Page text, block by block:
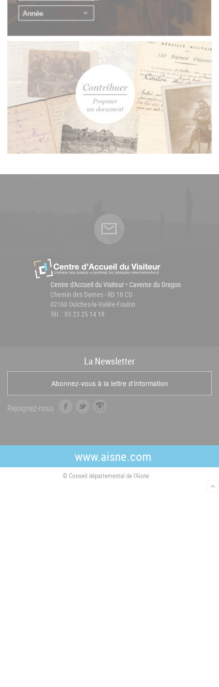
Centre d'Accueil du Visiteur • Caverne du Dragon
Chemin des Dames - RD 18 CD
02160 Oulches-la-Vallée-Foulon
Tél. : 03 23 25 14 18
La Newsletter
Abonnez-vous à la lettre d'information
Rejoignez-nous
b
o
t
e
r
a
g
r
a
www.aisne.com
© Conseil départemental de l'Aisne